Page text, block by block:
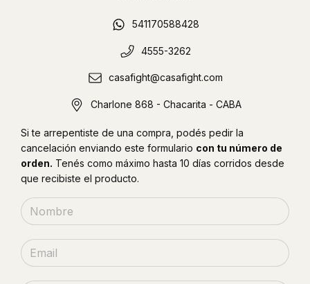
541170588428
4555-3262
casafight@casafight.com
Charlone 868 - Chacarita - CABA
Si te arrepentiste de una compra, podés pedir la
cancelación enviando este formulario con tu número de
orden. Tenés como máximo hasta 10 días corridos desde
que recibiste el producto.